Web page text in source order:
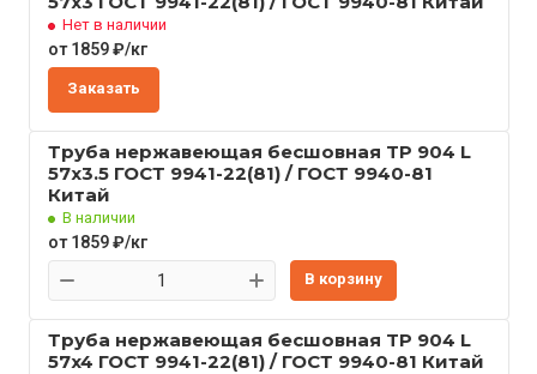
Нет в наличии
от 1859 ₽/кг
Заказать
Труба нержавеющая бесшовная TP 904 L
57x3.5 ГОСТ 9941-22(81) / ГОСТ 9940-81
Китай
В наличии
от 1859 ₽/кг
В корзину
Труба нержавеющая бесшовная TP 904 L
57x4 ГОСТ 9941-22(81) / ГОСТ 9940-81 Китай